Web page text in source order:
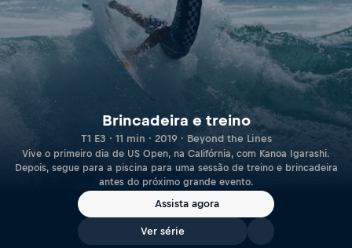
Brincadeira e treino
T1 E3 · 11 min · 2019 · Beyond the Lines
Vive o primeiro dia de US Open, na Califórnia, com Kanoa Igarashi.
Depois, segue para a piscina para uma sessão de treino e brincadeira
antes do próximo grande evento.
Assista agora
Ver série